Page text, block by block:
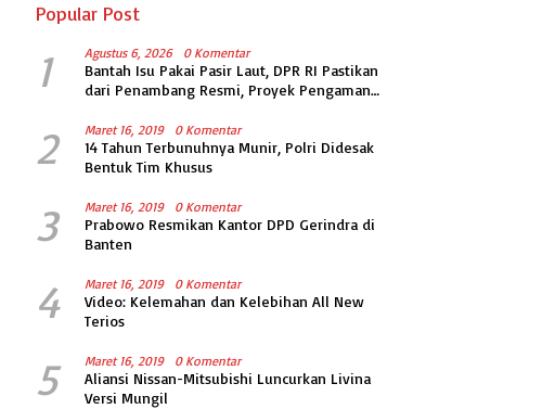
Popular Post
1 Agustus 6, 2026 0 Komentar
Bantah Isu Pakai Pasir Laut, DPR RI Pastikan
dari Penambang Resmi, Proyek Pengaman
Spesifikasi
2 Maret 16, 2019 0 Komentar
14 Tahun Terbunuhnya Munir, Polri Didesak
Bentuk Tim Khusus
3 Maret 16, 2019 0 Komentar
Prabowo Resmikan Kantor DPD Gerindra di
Banten
4 Maret 16, 2019 0 Komentar
Video: Kelemahan dan Kelebihan All New
Terios
5 Maret 16, 2019 0 Komentar
Aliansi Nissan-Mitsubishi Luncurkan Livina
Versi Mungil